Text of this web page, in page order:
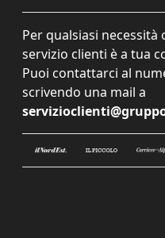
Per qualsiasi
servizio clienti è a tua
Puoi contattarci al
scrivendo una mail a